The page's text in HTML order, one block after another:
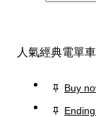
人氣經典電單
Buy